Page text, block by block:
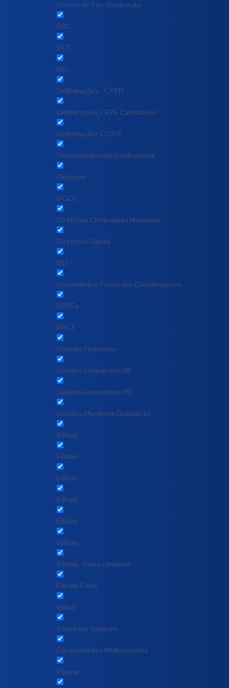
Cursos de Pós-Graduação
DAC
DCF
DEL
Deliberações - CPPD
Deliberações CEPE Calendários
Deliberações COAP
Desenvolvimento Institucional
Desjejum
DGCC
Diretrizes Curriculares Nacionais
Diretrizes Gerais
DLI
Documentos Fórum das Coordenações
DPPEx
DRCI
Dúvidas Financeiro
Dúvidas Frequentes RE
Dúvidas Frequentes RU
Dúvidas Monitoria Graduação
Editais
Editais
Editais
Editais
Editais
Editais
Editais - Fluxo contínuo
Editais Corin
edital
Empresas Juniores
Equipamentos Multiusuários
Equipe